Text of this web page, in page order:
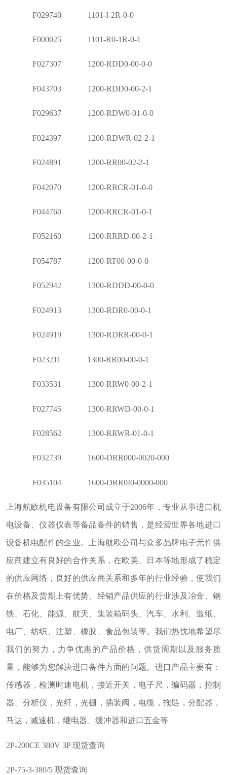
F029740 1101-I-2R-0-0
F000025 1101-R0-1R-0-1
F027307 1200-RDD0-00-0-0
F043703 1200-RDD0-00-2-1
F029637 1200-RDW0-01-0-0
F024397 1200-RDWR-02-2-1
F024891 1200-RR00-02-2-1
F042070 1200-RRCR-01-0-0
F044760 1200-RRCR-01-0-1
F052160 1200-RRRD-00-2-1
F054787 1200-RT00-00-0-0
F052942 1300-RDDD-00-0-0
F024913 1300-RDR0-00-0-1
F024919 1300-RDRR-00-0-1
F023211 1300-RR00-00-0-1
F033531 1300-RRW0-00-2-1
F027745 1300-RRWD-00-0-1
F028562 1300-RRWR-01-0-1
F032739 1600-DRR000-0020-000
F035104 1600-DRR0I0-0000-000
上海航欧机电设备有限公司成立于2006年，专业从事进口机
电设备、仪器仪表等备品备件的销售，是经营世界各地进口
设备机电配件的企业。上海航欧公司与众多品牌电子元件供
应商建立有良好的合作关系，在欧美、日本等地形成了稳定
的供应网络，良好的供应商关系和多年的行业经验，使我们
在价格及货期上有优势。经销产品供应的行业涉及冶金、钢
铁、石化、能源、航天、集装箱码头、汽车、水利、造纸、
电厂、纺织、注塑、橡胶、食品包装等。我们热忱地希望尽
我们的努力，力争优惠的产品价格，供货周期以及服务质
量，能够为您解决进口备件方面的问题。进口产品主要有：
传感器，检测时速电机，接近开关，电子尺，编码器，控制
器、分析仪，光纤，光栅，插装阀，电缆，拖链，分配器，
马达，减速机，继电器、缓冲器和进口五金等
2P-200CE 380V 3P 现货查询
2P-75-3-380/5 现货查询